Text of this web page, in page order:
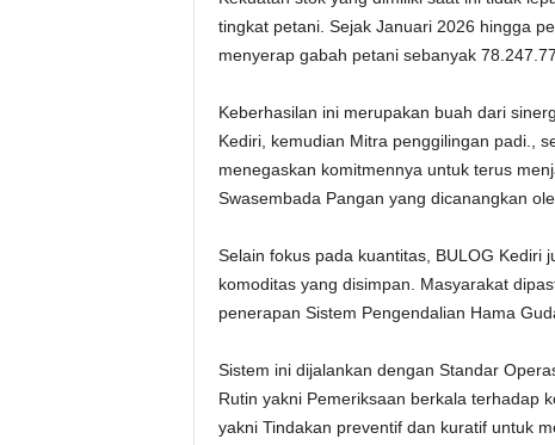
tingkat petani. Sejak Januari 2026 hingga
menyerap gabah petani sebanyak
Keberhasilan ini merupakan buah dari
Kediri, kemudian Mitra penggilingan padi.,
menegaskan komitmennya untuk terus
Swasembada Pangan yang dicanangkan
Selain fokus pada kuantitas, BULOG Kediri
komoditas yang disimpan. Masyarakat
penerapan Sistem Pengendalian Hama
Sistem ini dijalankan dengan Standar
Rutin yakni Pemeriksaan berkala terhadap
yakni Tindakan preventif dan kuratif untuk